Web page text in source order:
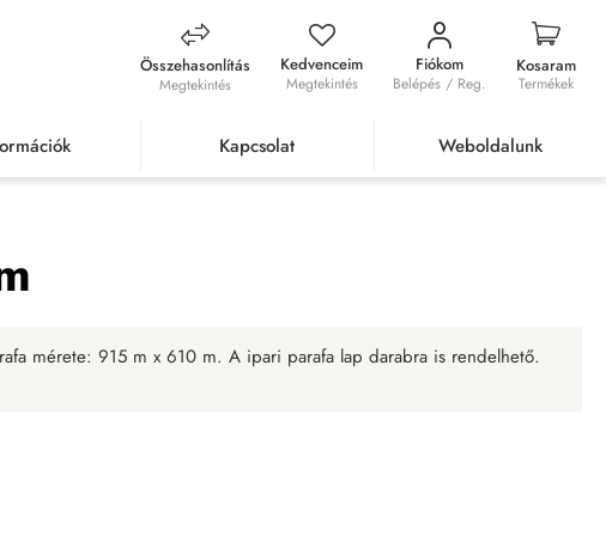
Összehasonlítás
Megtekintés
Kedvenceim
Megtekintés
Fiókom
Belépés / Reg.
Kosaram
Termékek
Kapcsolat Weboldalunk
Ipari parafa lap 5mm
mérete: 915 m x 610 m. A ipari parafa lap darabra is rendelhető.